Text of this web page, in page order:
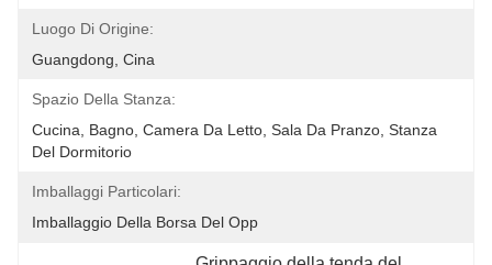
Luogo Di Origine:
Guangdong, Cina
Spazio Della Stanza:
Cucina, Bagno, Camera Da Letto, Sala Da Pranzo, Stanza
Del Dormitorio
Imballaggi Particolari:
Imballaggio Della Borsa Del Opp